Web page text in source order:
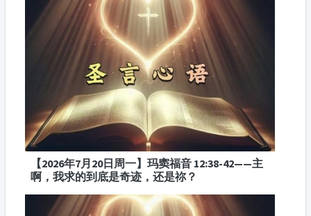
【2026年7月20日周一】玛窦福音 12:38-42——主
啊，我求的到底是奇迹，还是祢？